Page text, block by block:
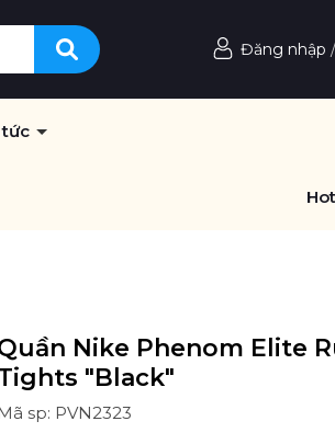
Đăng nhập /
tức
Nike Phenom Elite
"Black"
Mã sp: PVN2323